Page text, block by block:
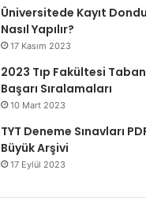
Üniversitede Kayıt
Nasıl Yapılır?
17 Kasım 2023
2023 Tıp Fakültesi
Başarı Sıralamaları
10 Mart 2023
TYT Deneme Sınavları
Büyük Arşivi
17 Eylül 2023